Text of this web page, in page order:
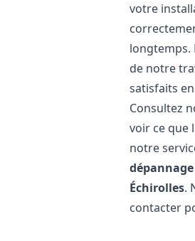
votre
longtemps.
de notre
satisfaits
Consultez
voir ce que
notre
Échirolles.
contacter